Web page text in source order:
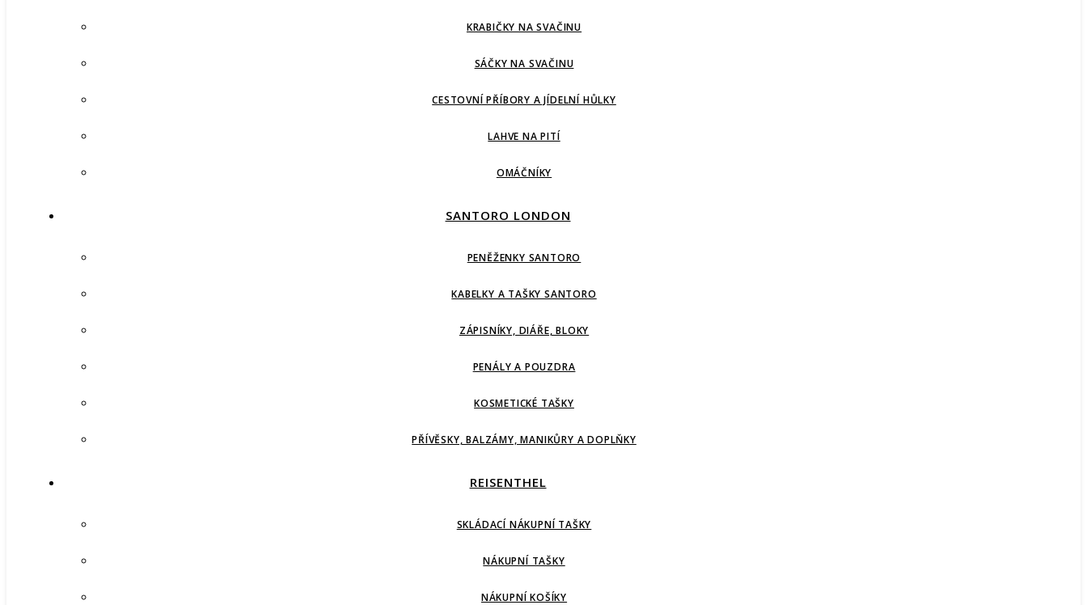
KRABIČKY NA SVAČINU
SÁČKY NA SVAČINU
CESTOVNÍ PŘÍBORY A JÍDELNÍ HŮLKY
LAHVE NA PITÍ
OMÁČNÍKY
SANTORO LONDON
PENĚŽENKY SANTORO
KABELKY A TAŠKY SANTORO
ZÁPISNÍKY, DIÁŘE, BLOKY
PENÁLY A POUZDRA
KOSMETICKÉ TAŠKY
PŘÍVĚSKY, BALZÁMY, MANIKŮRY A DOPLŇKY
REISENTHEL
SKLÁDACÍ NÁKUPNÍ TAŠKY
NÁKUPNÍ TAŠKY
NÁKUPNÍ KOŠÍKY